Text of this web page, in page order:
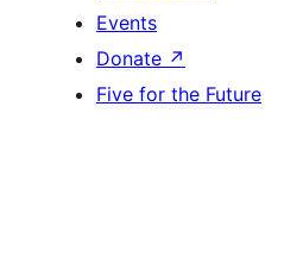
Events
Donate ↗
Five for the Future